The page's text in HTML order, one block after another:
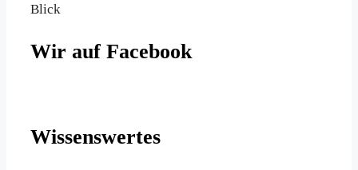
Blick
Wir auf Facebook
Wissenswertes